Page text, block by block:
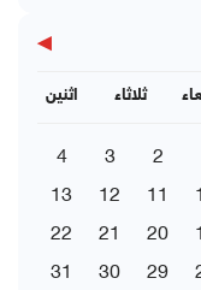
▶
اثنين ثلاثاء
2
3
4
11
12
13
20
21
22
29
30
31